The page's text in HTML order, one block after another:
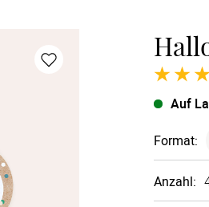
Dir die Karten kostenlos per Post zusenden.
Auf
Format:
Anzahl: